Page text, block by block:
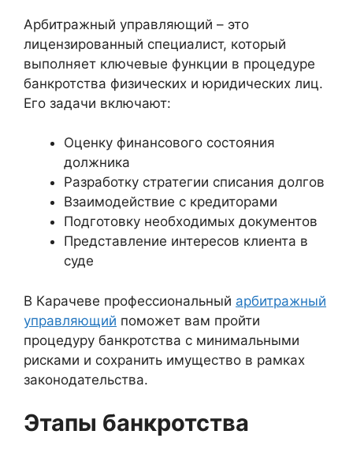
Арбитражный управляющий – это
лицензированный специалист, который
выполняет ключевые функции в процедуре
банкротства физических и юридических лиц.
Его задачи включают:
Оценку финансового состояния
должника
Разработку стратегии списания долгов
Взаимодействие с кредиторами
Подготовку необходимых документов
Представление интересов клиента в
суде
В Карачеве профессиональный арбитражный
управляющий поможет вам пройти
процедуру банкротства с минимальными
рисками и сохранить имущество в рамках
законодательства.
Этапы банкротства